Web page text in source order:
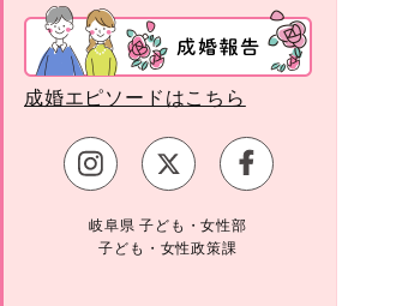
成婚エピソードはこちら
岐阜県 子ども・女性部
子ども・女性政策課